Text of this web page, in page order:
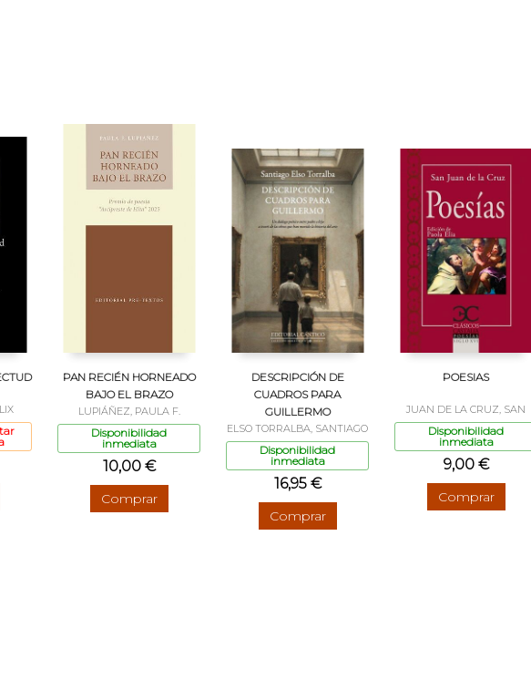
PAN RECIÉN HORNEADO
BAJO EL BRAZO
LUPIÁÑEZ, PAULA F.
Disponibilidad
inmediata
10,00 €
Comprar
DESCRIPCIÓN DE
CUADROS PARA
GUILLERMO
ELSO TORRALBA, SANTIAGO
Disponibilidad
inmediata
16,95 €
Comprar
POESIAS
JUAN DE LA CRUZ, SAN
Disponibilidad
inmediata
9,00 €
Comprar